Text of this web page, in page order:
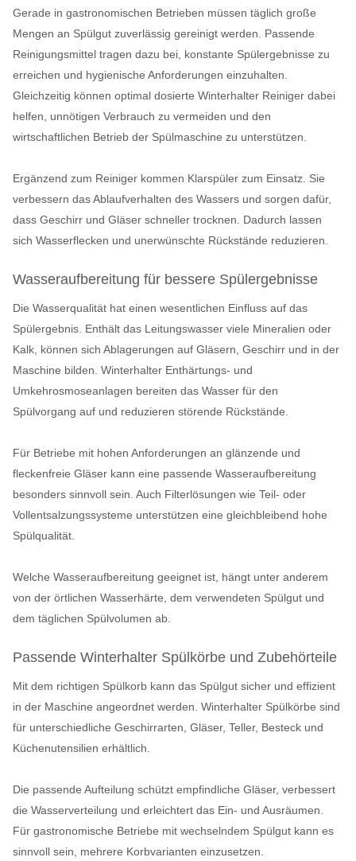
Gerade in gastronomischen Betrieben müssen täglich große
Mengen an Spülgut zuverlässig gereinigt werden. Passende
Reinigungsmittel tragen dazu bei, konstante Spülergebnisse zu
erreichen und hygienische Anforderungen einzuhalten.
Gleichzeitig können optimal dosierte Winterhalter Reiniger dabei
helfen, unnötigen Verbrauch zu vermeiden und den
wirtschaftlichen Betrieb der Spülmaschine zu unterstützen.
Ergänzend zum Reiniger kommen Klarspüler zum Einsatz. Sie
verbessern das Ablaufverhalten des Wassers und sorgen dafür,
dass Geschirr und Gläser schneller trocknen. Dadurch lassen
sich Wasserflecken und unerwünschte Rückstände reduzieren.
Wasseraufbereitung für bessere Spülergebnisse
Die Wasserqualität hat einen wesentlichen Einfluss auf das
Spülergebnis. Enthält das Leitungswasser viele Mineralien oder
Kalk, können sich Ablagerungen auf Gläsern, Geschirr und in der
Maschine bilden. Winterhalter Enthärtungs- und
Umkehrosmoseanlagen bereiten das Wasser für den
Spülvorgang auf und reduzieren störende Rückstände.
Für Betriebe mit hohen Anforderungen an glänzende und
fleckenfreie Gläser kann eine passende Wasseraufbereitung
besonders sinnvoll sein. Auch Filterlösungen wie Teil- oder
Vollentsalzungssysteme unterstützen eine gleichbleibend hohe
Spülqualität.
Welche Wasseraufbereitung geeignet ist, hängt unter anderem
von der örtlichen Wasserhärte, dem verwendeten Spülgut und
dem täglichen Spülvolumen ab.
Passende Winterhalter Spülkörbe und Zubehörteile
Mit dem richtigen Spülkorb kann das Spülgut sicher und effizient
in der Maschine angeordnet werden. Winterhalter Spülkörbe sind
für unterschiedliche Geschirrarten, Gläser, Teller, Besteck und
Küchenutensilien erhältlich.
Die passende Aufteilung schützt empfindliche Gläser, verbessert
die Wasserverteilung und erleichtert das Ein- und Ausräumen.
Für gastronomische Betriebe mit wechselndem Spülgut kann es
sinnvoll sein, mehrere Korbvarianten einzusetzen.